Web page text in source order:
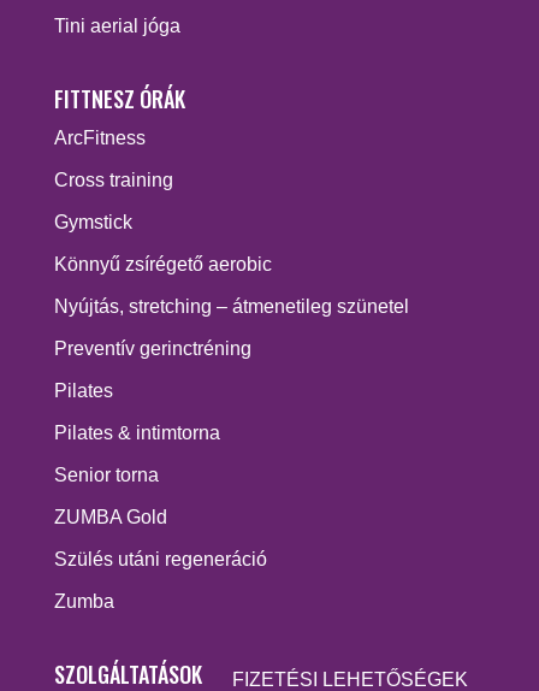
Tini aerial jóga
FITTNESZ ÓRÁK
ArcFitness
Cross training
Gymstick
Könnyű zsírégető aerobic
Nyújtás, stretching – átmenetileg szünetel
Preventív gerinctréning
Pilates
Pilates & intimtorna
Senior torna
ZUMBA Gold
Szülés utáni regeneráció
Zumba
SZOLGÁLTATÁSOK FIZETÉSI LEHETŐSÉGEK